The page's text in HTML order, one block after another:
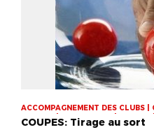
ACCOMPAGNEMENT DES CLUBS |
COUPES | FOOT LOISIR |
U17 | VIE DES CLUBS
COUPES: Tirage au sort